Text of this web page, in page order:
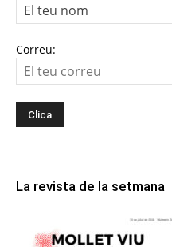
Correu:
La revista de la setmana